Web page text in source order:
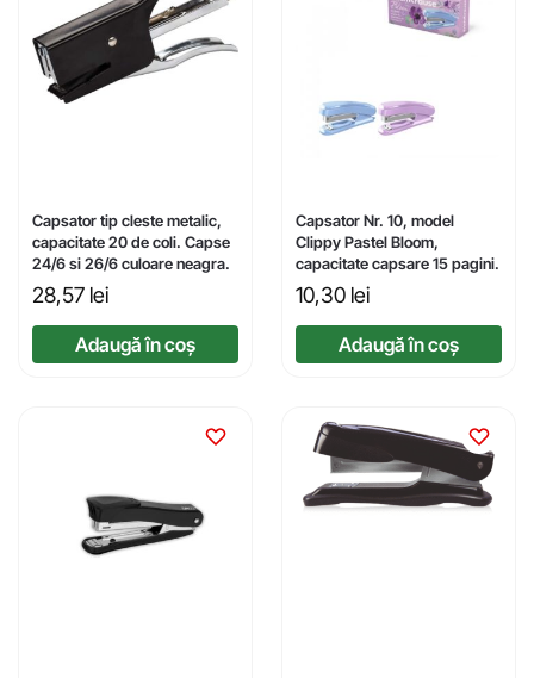
Capsator tip cleste metalic,
capacitate 20 de coli. Capse
24/6 si 26/6 culoare neagra.
28,57 lei
Adaugă în coș
Capsator Nr. 10, model
Clippy Pastel Bloom,
capacitate capsare 15 pagini.
10,30 lei
Adaugă în coș